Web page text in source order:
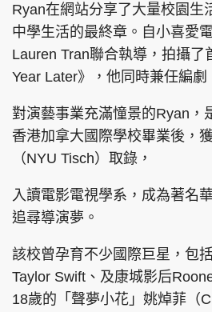
隱私政策聲明
Copyright © 東周網 版權所有 . 不
Ryan在網站分享了大量校園生
中學生活的最終章。自小喜愛
Lauren Tran聯合執導，拍攝了
Year Later》，他同時兼任編劇
對演藝事業充滿憧景的Ryan，
香港加拿大國際學校畢業後，
（NYU Tisch）取錄，
入讀電影電視學系，成為著名
追尋導演夢。
該校曾孕育不少國際巨星，包
Taylor Swift、及康城影后
18歲的「聲夢小花」姚焯菲（